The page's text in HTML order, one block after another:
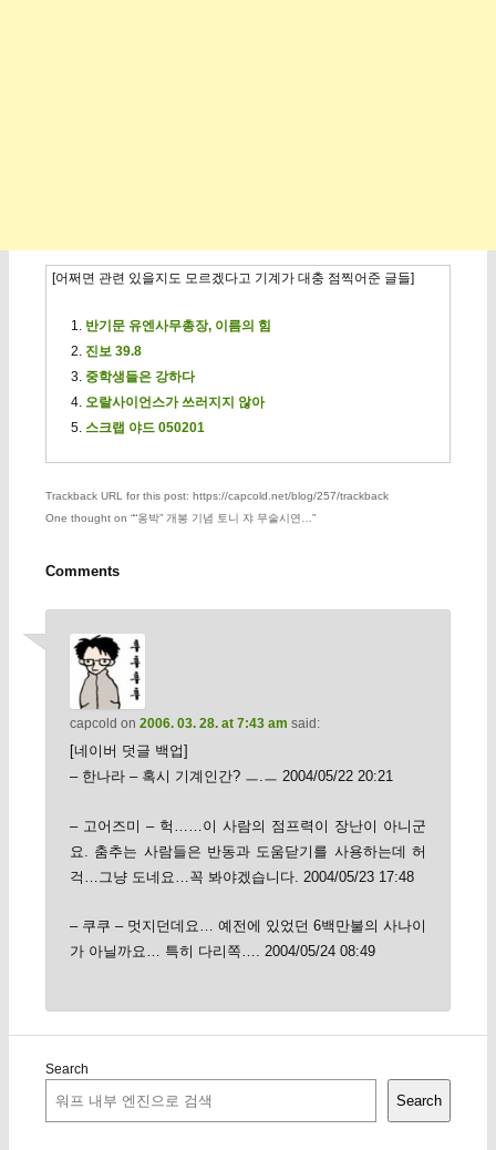
[어쩌면 관련 있을지도 모르겠다고 기계가 대충 점찍어준 글들]
반기문 유엔사무총장, 이름의 힘
진보 39.8
중학생들은 강하다
오랄사이언스가 쓰러지지 않아
스크랩 야드 050201
Trackback URL for this post: https://capcold.net/blog/257/trackback
One thought on ““옹박” 개봉 기념 토니 쟈 무술시연…”
Comments
capcold on 2006. 03. 28. at 7:43 am said:
[네이버 덧글 백업]
– 한나라 – 혹시 기계인간? ㅡ.ㅡ 2004/05/22 20:21
– 고어즈미 – 헉……이 사람의 점프력이 장난이 아니군
요. 춤추는 사람들은 반동과 도움닫기를 사용하는데 허
걱…그냥 도네요…꼭 봐야겠습니다. 2004/05/23 17:48
– 쿠쿠 – 멋지던데요… 예전에 있었던 6백만불의 사나이
가 아닐까요… 특히 다리쪽…. 2004/05/24 08:49
Search
Search